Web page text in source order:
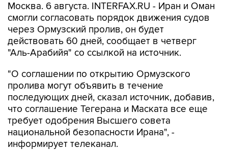
Москва. 6 августа. INTERFAX.RU - Иран и Оман
смогли согласовать порядок движения судов
через Ормузский пролив, он будет
действовать 60 дней, сообщает в четверг
"Аль-Арабийя" со ссылкой на источник.
"О соглашении по открытию Ормузского
пролива могут объявить в течение
последующих дней, сказал источник, добавив,
что соглашение Тегерана и Маската все еще
требует одобрения Высшего совета
национальной безопасности Ирана", -
информирует телеканал.